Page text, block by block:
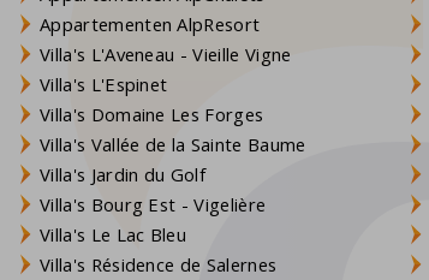
Appartementen AlpResort
Villa's L'Aveneau - Vieille Vigne
Villa's L'Espinet
Villa's Domaine Les Forges
Villa's Vallée de la Sainte Baume
Villa's Jardin du Golf
Villa's Bourg Est - Vigelière
Villa's Le Lac Bleu
Villa's Résidence de Salernes